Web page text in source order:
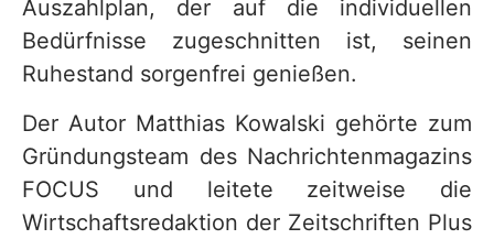
Auszahlplan, der auf die individuellen
Bedürfnisse zugeschnitten ist, seinen
Ruhestand sorgenfrei genießen.
Der Autor Matthias Kowalski gehörte zum
Gründungsteam des Nachrichtenmagazins
FOCUS und leitete zeitweise die
Wirtschaftsredaktion der Zeitschriften Plus